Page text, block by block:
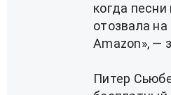
когда
отозвала
Amazon», —
Питер